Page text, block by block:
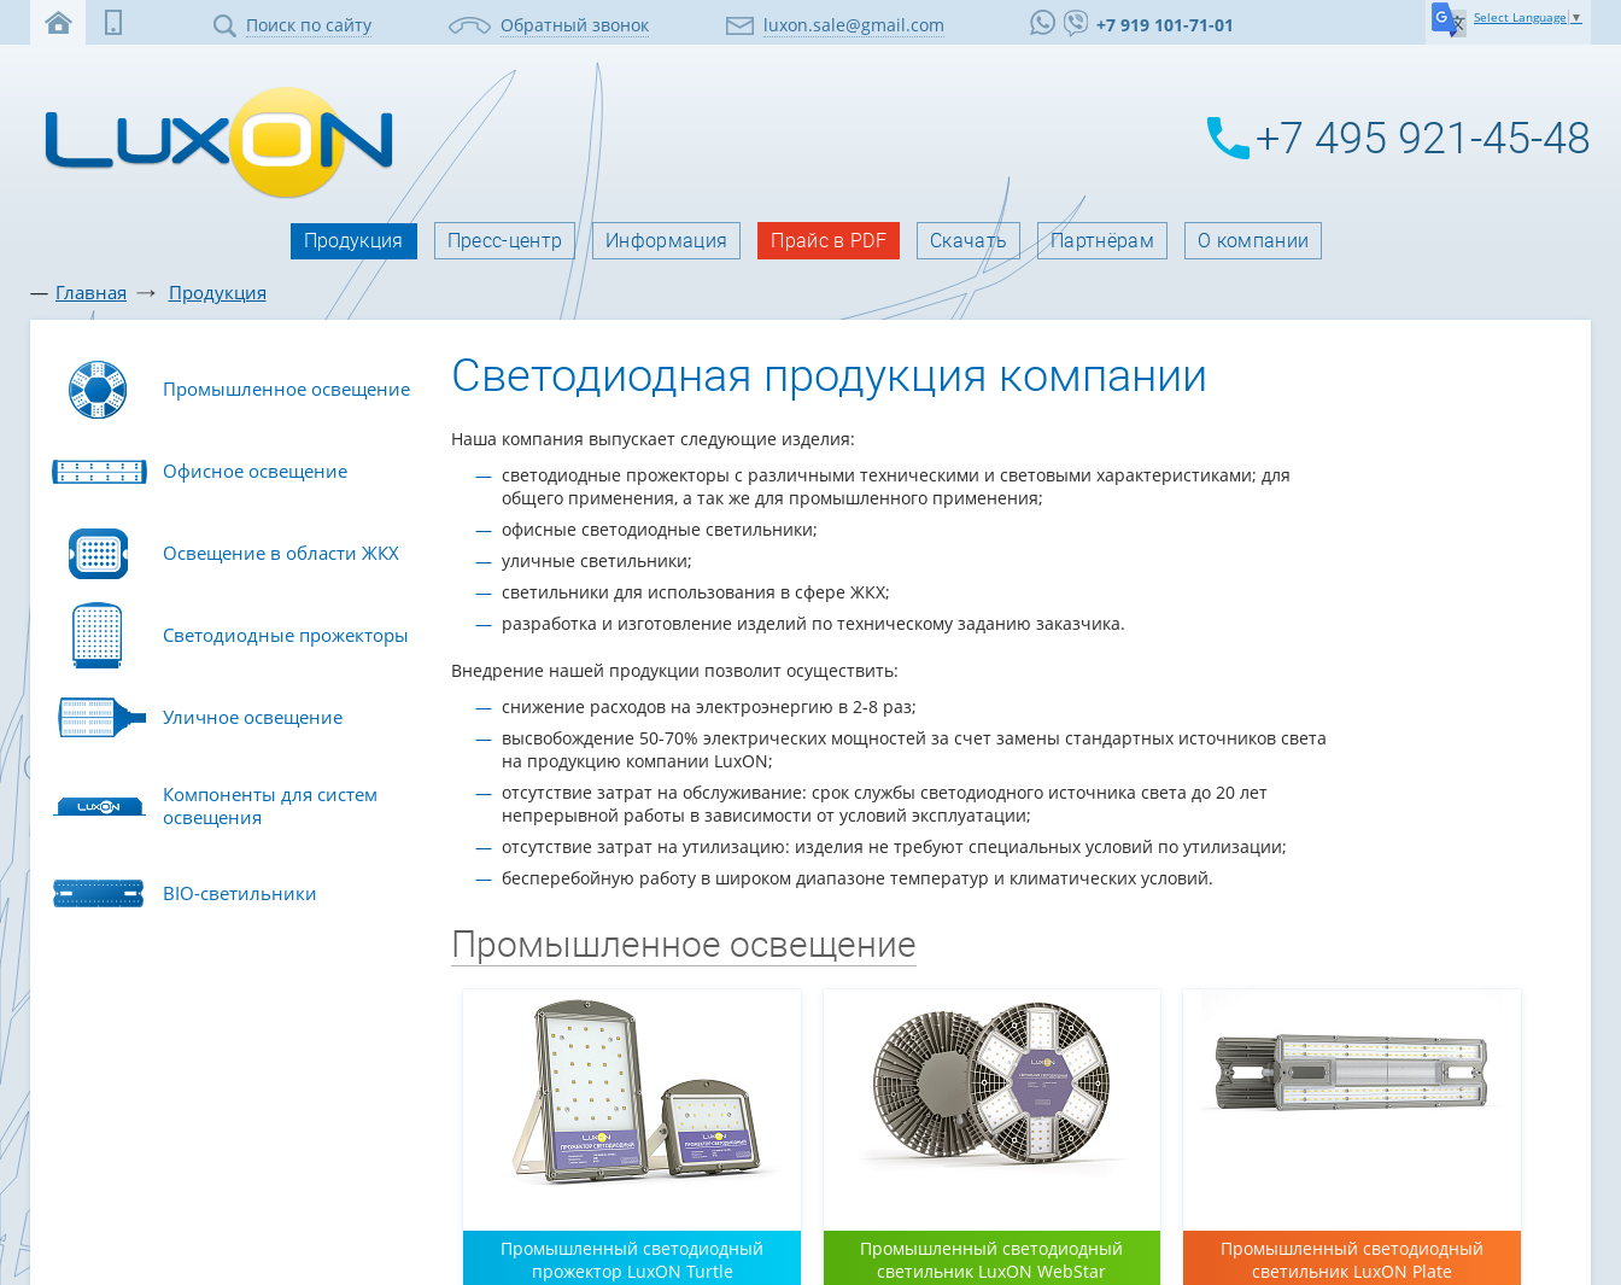
Поиск по сайту Обратный звонок luxon.sale@gmail.com +7 919 101-71-01 Select Language ▼
+7 495 921-45-48
Продукция Пресс-центр Информация Прайс в PDF Скачать Партнёрам О компании
Главная Продукция
Промышленное освещение
Офисное освещение
Освещение в области ЖКХ
Светодиодные прожекторы
Уличное освещение
Компоненты для систем
освещения
BIO-светильники
Светодиодная продукция компании
Наша компания выпускает следующие изделия:
светодиодные прожекторы с различными техническими и световыми характеристиками; для
общего применения, а так же для промышленного применения;
офисные светодиодные светильники;
уличные светильники;
светильники для использования в сфере ЖКХ;
разработка и изготовление изделий по техническому заданию заказчика.
Внедрение нашей продукции позволит осуществить:
снижение расходов на электроэнергию в 2-8 раз;
высвобождение 50-70% электрических мощностей за счет замены стандартных источников света
на продукцию компании LuxON;
отсутствие затрат на обслуживание: срок службы светодиодного источника света до 20 лет
непрерывной работы в зависимости от условий эксплуатации;
отсутствие затрат на утилизацию: изделия не требуют специальных условий по утилизации;
бесперебойную работу в широком диапазоне температур и климатических условий.
Промышленное освещение
Промышленный светодиодный
прожектор LuxON Turtle
Промышленный светодиодный
светильник LuxON WebStar
Промышленный светодиодный
светильник LuxON Plate